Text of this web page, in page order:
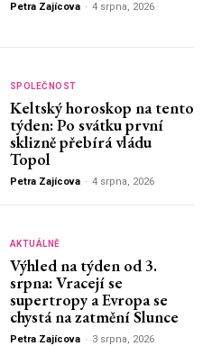
Petra Zajícova - 4 srpna, 2026
SPOLEČNOST
Keltský horoskop na tento
týden: Po svátku první
sklizně přebírá vládu
Topol
Petra Zajícova - 4 srpna, 2026
AKTUÁLNĚ
Výhled na týden od 3.
srpna: Vracejí se
supertropy a Evropa se
chystá na zatmění Slunce
Petra Zajícova - 3 srpna, 2026